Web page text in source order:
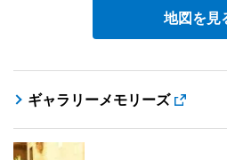
地図を見
ギャラリーメモリーズ